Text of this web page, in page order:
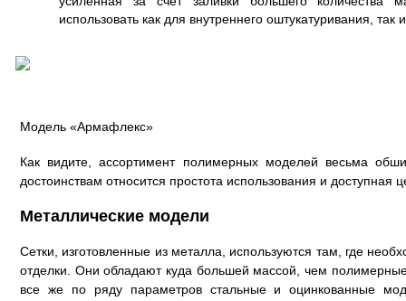
использовать как для внутреннего оштукатуривания,
Модель «Армафлекс»
Как видите, ассортимент полимерных моделей весьма
достоинствам относится простота использования и доступная
Металлические модели
Сетки, изготовленные из металла, используются там, где
отделки. Они обладают куда большей массой, чем
все же по ряду параметров стальные и оцинкованные